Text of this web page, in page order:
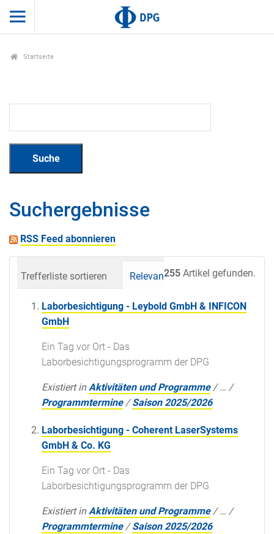
Startseite
Suchergebnisse
RSS Feed abonnieren
255 Artikel gefunden.
Trefferliste sortieren Relevanz Datum
Laborbesichtigung - Leybold GmbH & INFICON
GmbH
Ein Tag vor Ort - Das
Laborbesichtigungsprogramm der DPG
Existiert in Aktivitäten und Programme /… /
Programmtermine /Saison 2025/2026
Laborbesichtigung - Coherent LaserSystems
GmbH & Co. KG
Ein Tag vor Ort - Das
Laborbesichtigungsprogramm der DPG
Existiert in Aktivitäten und Programme /… /
Programmtermine /Saison 2025/2026